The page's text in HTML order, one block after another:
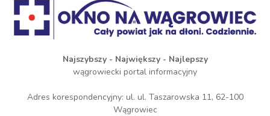
Najszybszy - Największy - Najlepszy
wągrowiecki portal informacyjny
Adres korespondencyjny: ul. ul. Taszarowska 11, 62-100
Wągrowiec